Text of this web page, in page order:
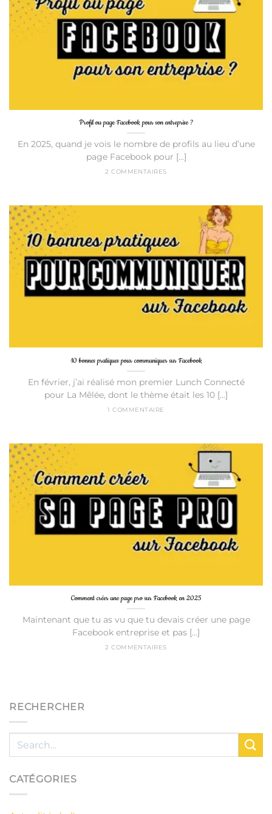
Profil ou page Facebook pour son entreprise ?
En 2025, quand je vois le nombre de profils au lieu d’une
page Facebook pour [...]
2 COMMENTAIRES
10 bonnes pratiques pour communiquer sur Facebook
En février, j’ai réalisé mon premier Lunch Connecté
pour La Mêlée, dont le thème était les 10 [...]
1 COMMENTAIRE
Comment créer une page pro sur Facebook en 2025
Maintenant que tu as vu que tu devais créer une page
Facebook entreprise et pas [...]
2 COMMENTAIRES
RECHERCHER
CATÉGORIES